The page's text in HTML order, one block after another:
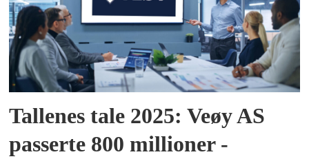
Tallenes tale 2025: Veøy AS
passerte 800 millioner -